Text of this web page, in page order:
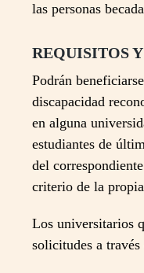
las personas
REQUISITOS
Podrán
discapacidad
en alguna
estudiantes de
del
criterio de la
Los universitarios
solicitudes a